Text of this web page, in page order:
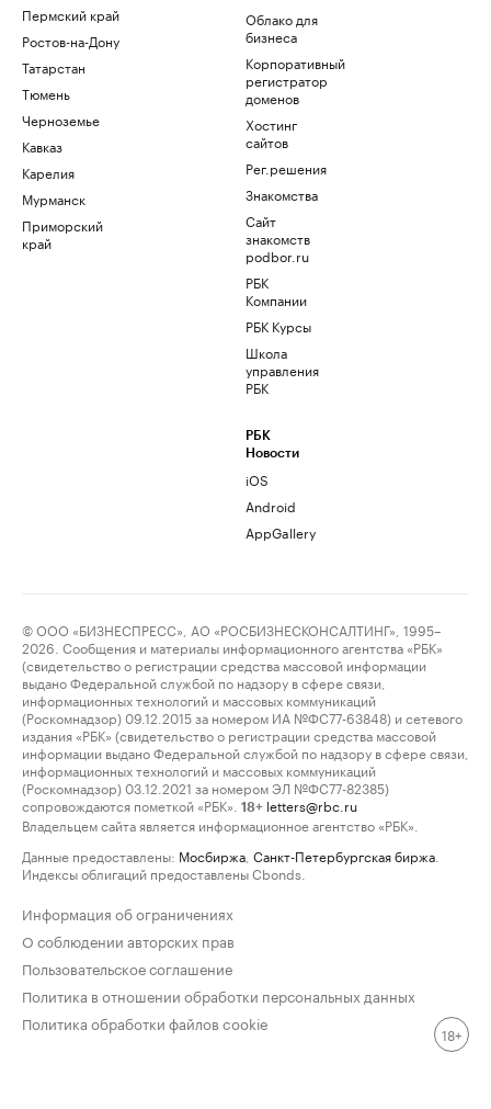
Пермский край
Ростов-на-Дону
Татарстан
Тюмень
Черноземье
Кавказ
Карелия
Мурманск
Приморский
край
Облако для
бизнеса
Корпоративный
регистратор
доменов
Хостинг
сайтов
Рег.решения
Знакомства
Сайт
знакомств
podbor.ru
РБК
Компании
РБК Курсы
Школа
управления
РБК
РБК
Новости
iOS
Android
AppGallery
© ООО «БИЗНЕСПРЕСС», АО «РОСБИЗНЕСКОНСАЛТИНГ», 1995–
2026. Сообщения и материалы информационного агентства «РБК»
(свидетельство о регистрации средства массовой информации
выдано Федеральной службой по надзору в сфере связи,
информационных технологий и массовых коммуникаций
(Роскомнадзор) 09.12.2015 за номером ИА №ФС77-63848) и сетевого
издания «РБК» (свидетельство о регистрации средства массовой
информации выдано Федеральной службой по надзору в сфере связи,
информационных технологий и массовых коммуникаций
(Роскомнадзор) 03.12.2021 за номером ЭЛ №ФС77-82385)
сопровождаются пометкой «РБК».
18+ letters@rbc.ru
Владельцем сайта является информационное агентство «РБК».
Данные предоставлены: Мосбиржа Санкт-Петербургская биржа
Индексы облигаций предоставлены Cbonds.
Информация об ограничениях
О соблюдении авторских прав
Пользовательское соглашение
Политика в отношении обработки персональных данных
Политика обработки файлов cookie
18+